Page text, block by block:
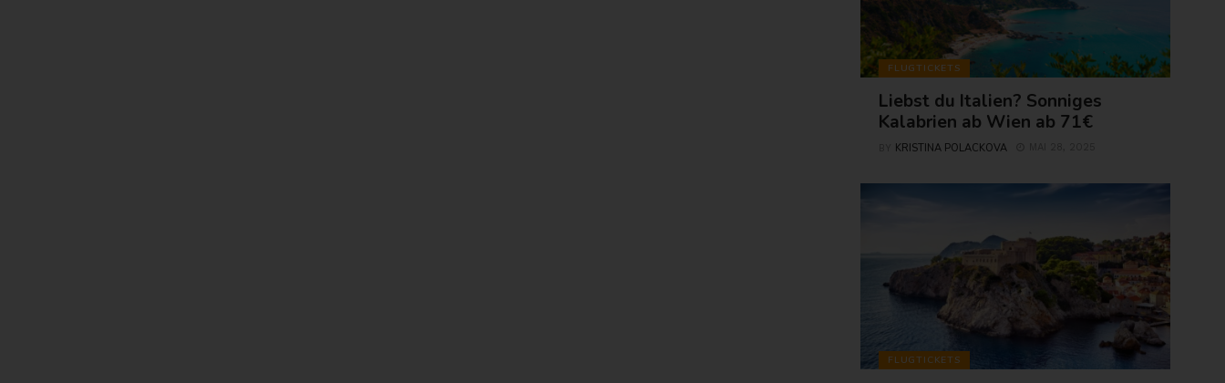
FLUGTICKETS
Liebst du Italien? Sonniges
Kalabrien ab Wien ab 71€
KRISTINA POLACKOVA
FLUGTICKETS